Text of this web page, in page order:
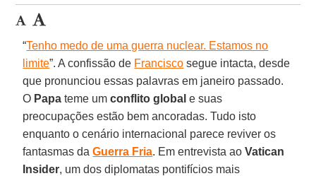
“Tenho medo de uma guerra nuclear. Estamos no
limite”. A confissão de Francisco segue intacta, desde
que pronunciou essas palavras em janeiro passado.
O Papa teme umconflito global e suas
preocupações estão bem ancoradas. Tudo isto
enquanto o cenário internacional parece reviver os
fantasmas daGuerra Fria. Em entrevista aoVatican
Insider, um dos diplomatas pontifícios mais